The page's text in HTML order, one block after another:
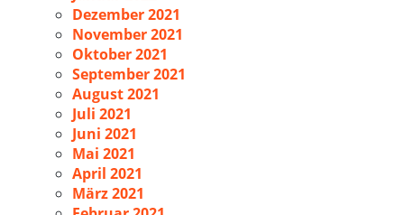
Dezember 2021
November 2021
Oktober 2021
September 2021
August 2021
Juli 2021
Juni 2021
Mai 2021
April 2021
März 2021